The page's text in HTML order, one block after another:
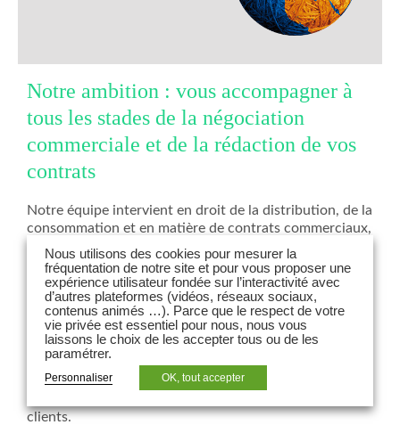
Notre ambition : vous accompagner à
tous les stades de la négociation
commerciale et de la rédaction de vos
contrats
Notre équipe intervient en droit de la distribution, de la
consommation et en matière de contrats commerciaux,
tant en conseil qu’en contentieux.
L’équipe accompagne les entreprises dans leur stratégie
contractuelle et commerciale et dans la maîtrise des
risques liés à leurs activités, en veillant à leur assurer
équilibre, sécurité et conformité.
Elle travaille en synergie avec les autres départements
du cabinet à Paris et à l’étranger sur tous les aspects
clients.
Nous utilisons des cookies pour mesurer la
fréquentation de notre site et pour vous proposer une
expérience utilisateur fondée sur l’interactivité avec
d’autres plateformes (vidéos, réseaux sociaux,
contenus animés …). Parce que le respect de votre
vie privée est essentiel pour nous, nous vous
laissons le choix de les accepter tous ou de les
paramétrer.
Personnaliser OK, tout accepter